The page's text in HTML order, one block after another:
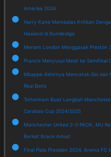
Amerika 2024
Harry Kane Membalas Kritikan
Haaland di Bundesliga
Meriam London Menggasak Preston
Prancis Menyusul Mesir ke Semifinal
Mbappe Akhirnya Mencetak Gol dan
Real Betis
Tottenham Buat Langkah
Carabao Cup 2024/2025
Manchester United 2-0 PAOK, MU
Berkat Brace Amad
Final Piala Presiden 2024, Arema FC